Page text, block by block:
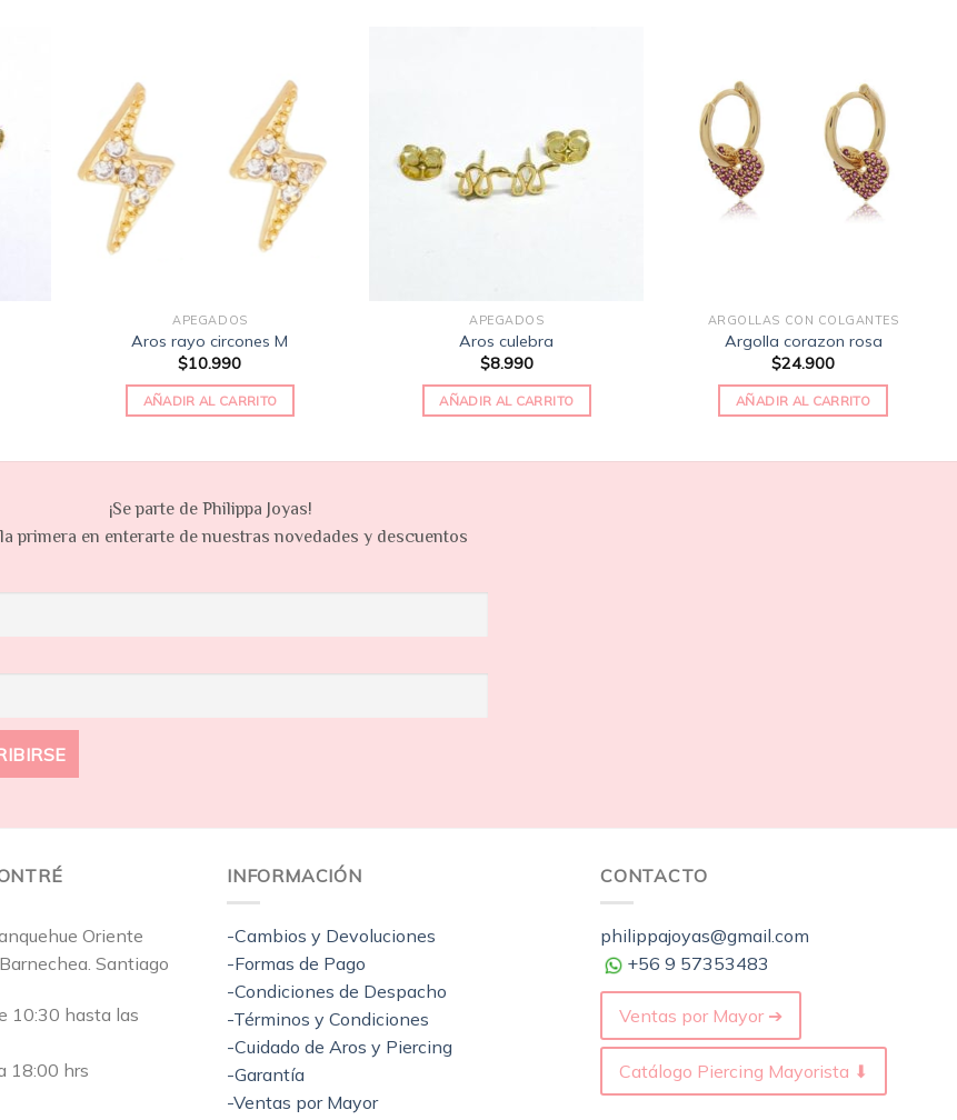
de
Añadir
a la
deseos
APEGADOS
Aros rayo circones M
$10.990
AÑADIR AL CARRITO
deseos
APEGADOS
Aros culebra
$8.990
AÑADIR AL CARRITO
deseos
ARGOLLAS CON COLGANTES
Argolla corazon rosa
$24.900
AÑADIR AL CARRITO
¡Se parte de Philippa Joyas!
primera en enterarte de nuestras novedades y descuentos
Oriente
Santiago
10:30 hasta las
18:00 hrs
INFORMACIÓN
-Cambios y Devoluciones
-Formas de Pago
-Condiciones de Despacho
-Términos y Condiciones
-Cuidado de Aros y Piercing
-Garantía
-Ventas por Mayor
CONTACTO
philippajoyas@gmail.com
+56 9 57353483
Ventas por Mayor ➔
Catálogo Piercing Mayorista ⬇